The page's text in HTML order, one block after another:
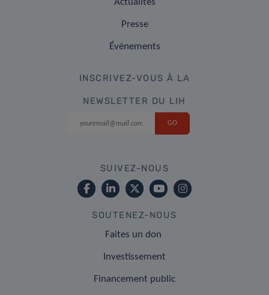
Presse
Événements
INSCRIVEZ-VOUS À LA
NEWSLETTER DU LIH
SUIVEZ-NOUS
SOUTENEZ-NOUS
Faites un don
Investissement
Financement public